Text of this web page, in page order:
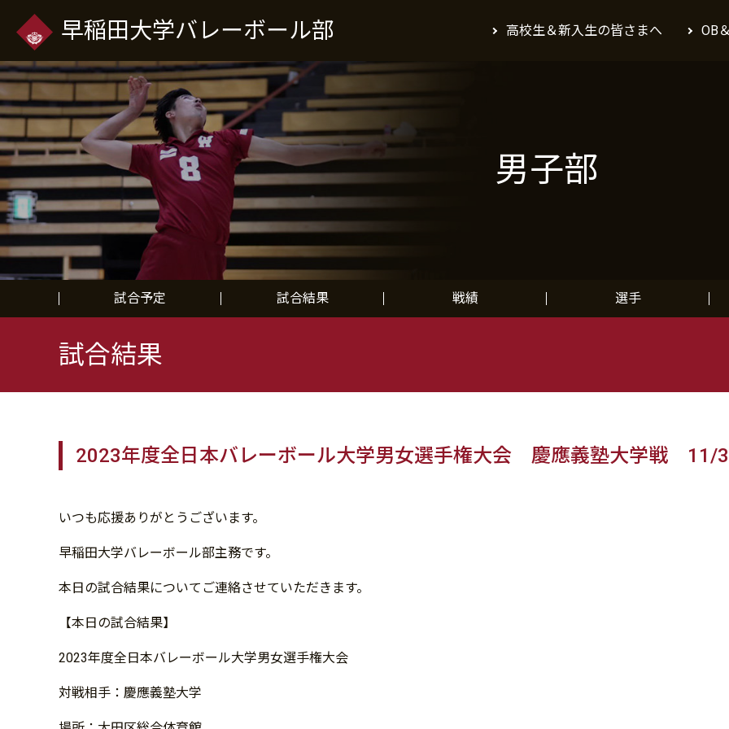
早稲田大学バレーボール部 高校生＆新入生の皆さまへ OB
男子部
試合予定 試合結果 戦績 選手
試合結果
2023年度全日本バレーボール大学男女選手権大会 慶應義塾大学戦 11/
いつも応援ありがとうございます。
早稲田大学バレーボール部主務です。
本日の試合結果についてご連絡させていただきます。
【本日の試合結果】
2023年度全日本バレーボール大学男女選手権大会
対戦相手：慶應義塾大学